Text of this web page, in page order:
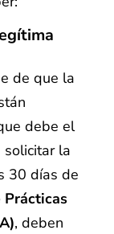
de que la
debe el
solicitar la
30 días de
Prácticas
, deben